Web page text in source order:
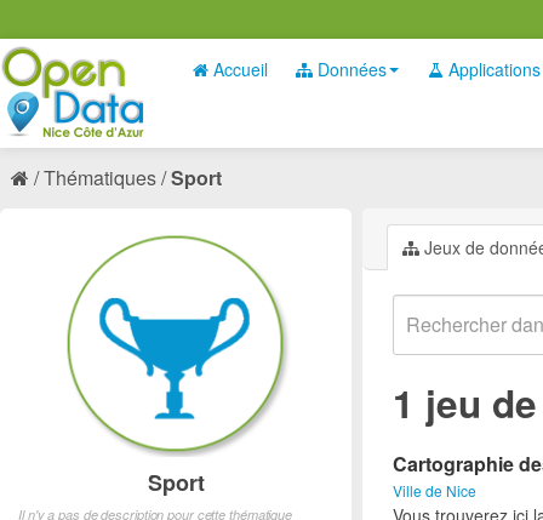
Accueil Données Applications
Thématiques Sport
Jeux de
1 jeu
Cartographie
Ville de Nice
Vous trouverez ici
Sport
Il n'y a pas de description pour cette thématique